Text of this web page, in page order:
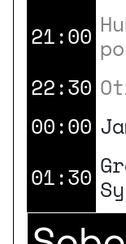
21:00
22:30
00:00
01:30